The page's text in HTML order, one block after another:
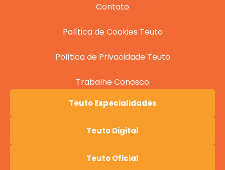
Contato
Política de Cookies Teuto
Política de Privacidade Teuto
Trabalhe Conosco
Teuto Especialidades
Teuto Digital
Teuto Oficial